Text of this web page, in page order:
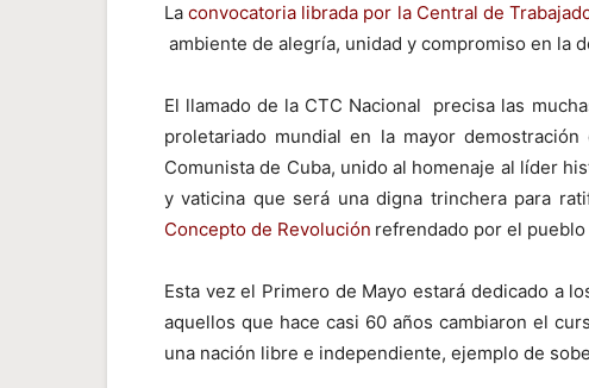
Laconvocatoria librada por la Central de
ambiente de alegría, unidad y compromiso en la
El llamado de la CTC Nacional precisa las
proletariado mundial en la mayor
Comunista de Cuba, unido al homenaje al líder
y vaticina que será una digna trinchera para
Concepto de Revolución refrendado por el pueblo
Esta vez el Primero de Mayo estará dedicado a
aquellos que hace casi 60 años cambiaron el
una nación libre e independiente, ejemplo de